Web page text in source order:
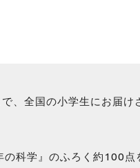
、全国の小学生にお届け
科学』のふろく約100点